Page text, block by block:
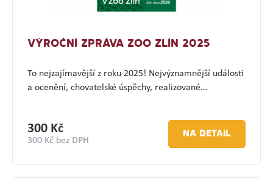
VÝROČNÍ ZPRÁVA ZOO ZLÍN 2025
To nejzajímavější z roku 2025! Nejvýznamnější události
a ocenění, chovatelské úspěchy, realizované…
300 Kč
300 Kč bez DPH
NA DETAIL